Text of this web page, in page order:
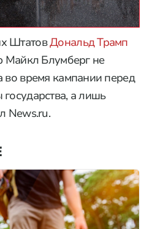
ШтатовДональд Трамп
Майкл Блумберг не
во время кампании перед
а лишь
News.ru.